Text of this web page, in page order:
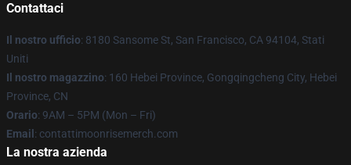
Contattaci
Il nostro ufficio: 8180 Sansome St, San Francisco, CA 94104, Stati
Uniti
Il nostro magazzino: 160 Hebei Province, Gongqingcheng City, Hebei
Province, CN
Orario: 9AM – 5PM (Mon – Fri)
Email : contattimoonrisemerch.com
La nostra azienda